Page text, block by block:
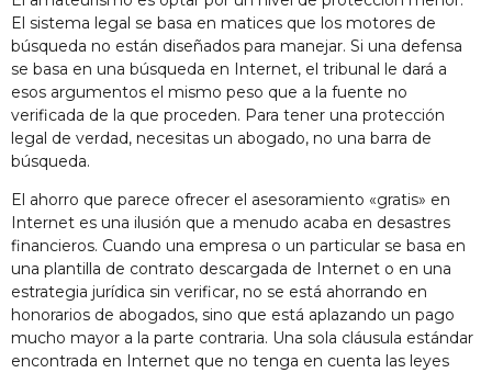
El sistema legal se basa en matices que los motores de
búsqueda no están diseñados para manejar. Si una defensa
se basa en una búsqueda en Internet, el tribunal le dará a
esos argumentos el mismo peso que a la fuente no
verificada de la que proceden. Para tener una protección
legal de verdad, necesitas un abogado, no una barra de
búsqueda.
El ahorro que parece ofrecer el asesoramiento «gratis» en
Internet es una ilusión que a menudo acaba en desastres
financieros. Cuando una empresa o un particular se basa en
una plantilla de contrato descargada de Internet o en una
estrategia jurídica sin verificar, no se está ahorrando en
honorarios de abogados, sino que está aplazando un pago
mucho mayor a la parte contraria. Una sola cláusula estándar
encontrada en Internet que no tenga en cuenta las leyes